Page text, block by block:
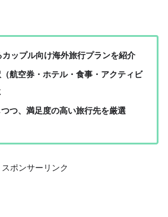
ップル向け海外旅行プランを紹介
航空券・ホテル・食事・アクティビ
つ、満足度の高い旅行先を厳選
スポンサーリンク